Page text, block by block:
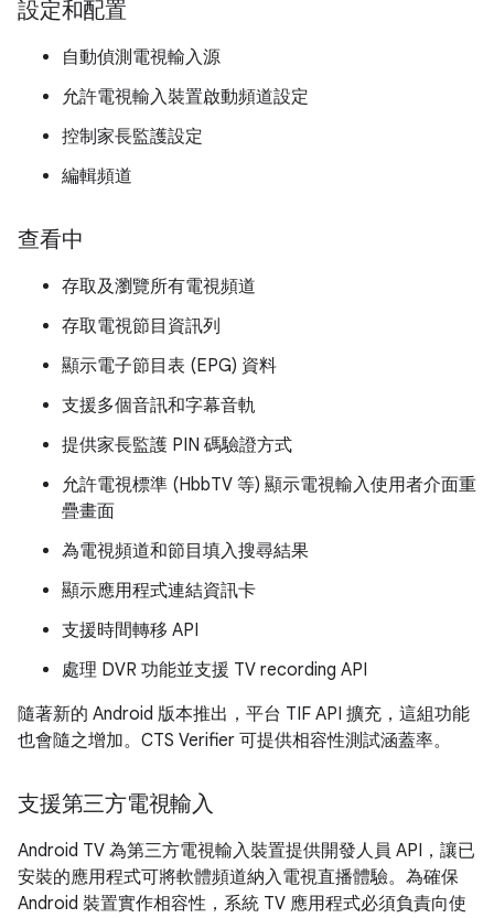
設定和配置
自動偵測電視輸入源
允許電視輸入裝置啟動頻道設定
控制家長監護設定
編輯頻道
查看中
存取及瀏覽所有電視頻道
存取電視節目資訊列
顯示電子節目表 (EPG) 資料
支援多個音訊和字幕音軌
提供家長監護 PIN 碼驗證方式
允許電視標準 (HbbTV 等) 顯示電視輸入使用者介面重
疊畫面
為電視頻道和節目填入搜尋結果
顯示應用程式連結資訊卡
支援時間轉移 API
處理 DVR 功能並支援 TV recording API
隨著新的 Android 版本推出，平台 TIF API 擴充，這組功能
也會隨之增加。CTS Verifier 可提供相容性測試涵蓋率。
支援第三方電視輸入
Android TV 為第三方電視輸入裝置提供開發人員 API，讓已
安裝的應用程式可將軟體頻道納入電視直播體驗。為確保
Android 裝置實作相容性，系統 TV 應用程式必須負責向使